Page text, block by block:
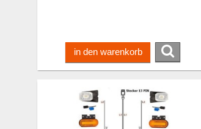
in den warenkorb